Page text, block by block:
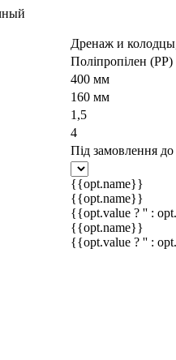
Дренаж и
Поліпропілен (PP)
400 мм
160 мм
1,5
4
Під замовлення до
{{opt.name}}
{{opt.name}}
{{opt.value ? '' :
{{opt.name}}
{{opt.value ? '' :